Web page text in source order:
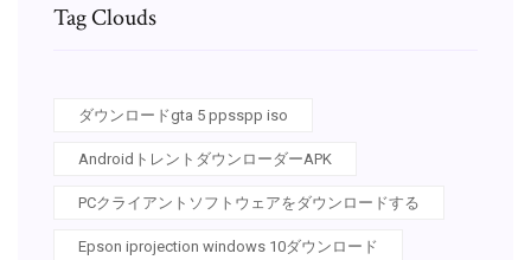
Tag Clouds
ダウンロードgta 5 ppsspp iso
AndroidトレントダウンローダーAPK
PCクライアントソフトウェアをダウンロードする
Epson iprojection windows 10ダウンロード